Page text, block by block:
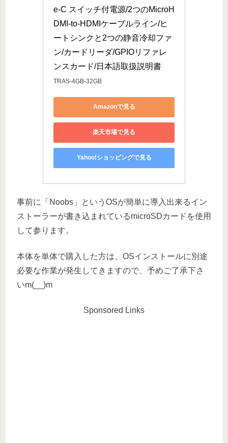
e-C スイッチ付電源/2つのMicroH
DMI-to-HDMIケーブルライン/ヒ
ートシンクと2つの静音冷却ファ
ン/カードリーダ/GPIOリファレ
ンスカード/日本語取扱説明書
TRAS-4GB-32GB
Amazonで見る
楽天市場で見る
Yahoo!ショッピングで見る
事前に「Noobs」というOSが簡単に導入出来るイン
ストーラーが書き込まれているmicroSDカードを使用
して参ります。
本体を単体で購入した方は、OSインストールに別途
必要な作業が発生してきますので、予めご了承下さ
いm(__)m
Sponsored Links